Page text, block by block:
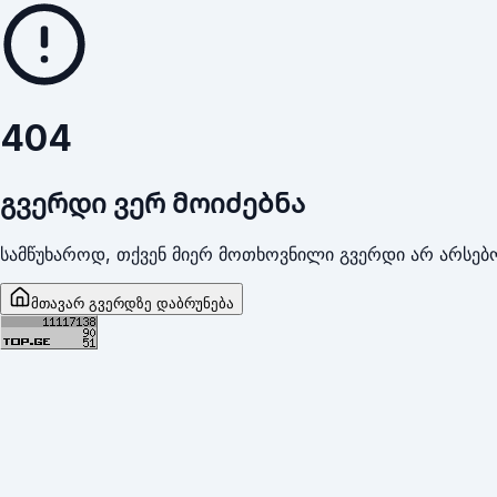
404
გვერდი ვერ მოიძებნა
სამწუხაროდ, თქვენ მიერ მოთხოვნილი გვერდი არ
მთავარ გვერდზე დაბრუნება